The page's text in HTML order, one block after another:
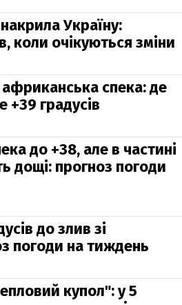
Україну:
коли очікуються зміни
спека: де
+39 градусів
до +38, але в частині
дощі: прогноз погоди
до злив зі
погоди на тиждень
купол": у 5